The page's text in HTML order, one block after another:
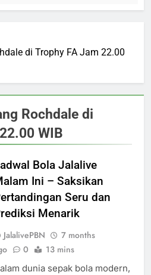
di Trophy FA Jam 22.00
Rochdale di
WIB
Bola Jalalive
Ini – Saksikan
Seru dan
Menarik
JalalivePBN
7 months
0 13 mins
dunia sepak bola modern,